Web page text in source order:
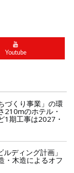
Youtube
づくり事業」の環
210mのホテル・
1期工事は2027・
ディング計画」
・木造によるオフ